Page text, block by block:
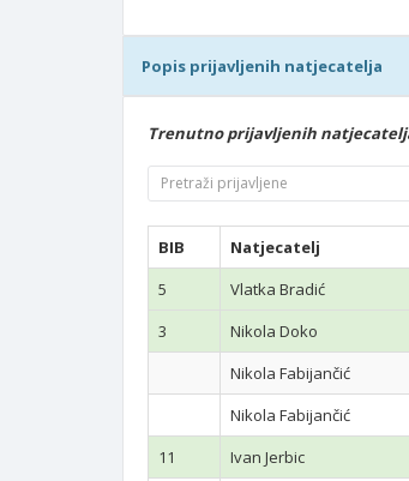
Popis prijavljenih natjecatelja
Trenutno prijavljenih
BIB Natjecatelj
5
Vlatka Bradić
3
Nikola Doko
Nikola Fabijančić
Nikola Fabijančić
11
Ivan Jerbic